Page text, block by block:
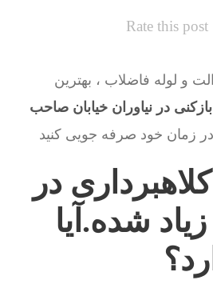
Rate this post
و لوله فاضلاب ، بهترین
در نیاوران خیابان صاحب
زمان خود صرفه جویی کنید
در
شده.آیا